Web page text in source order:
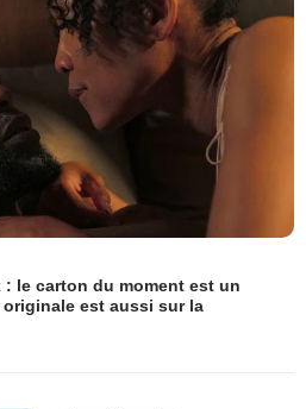
le carton du moment est un
est aussi sur la